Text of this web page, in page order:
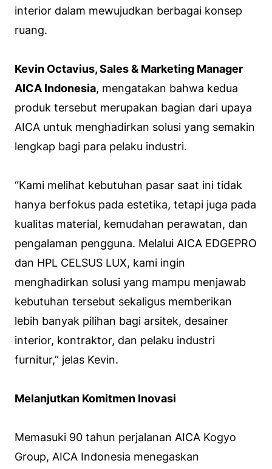
interior dalam mewujudkan berbagai konsep
ruang.
Kevin Octavius, Sales & Marketing Manager
AICA Indonesia, mengatakan bahwa kedua
produk tersebut merupakan bagian dari upaya
AICA untuk menghadirkan solusi yang semakin
lengkap bagi para pelaku industri.
“Kami melihat kebutuhan pasar saat ini tidak
hanya berfokus pada estetika, tetapi juga pada
kualitas material, kemudahan perawatan, dan
pengalaman pengguna. Melalui AICA EDGEPRO
dan HPL CELSUS LUX, kami ingin
menghadirkan solusi yang mampu menjawab
kebutuhan tersebut sekaligus memberikan
lebih banyak pilihan bagi arsitek, desainer
interior, kontraktor, dan pelaku industri
furnitur,” jelas Kevin.
Melanjutkan Komitmen Inovasi
Memasuki 90 tahun perjalanan AICA Kogyo
Group, AICA Indonesia menegaskan